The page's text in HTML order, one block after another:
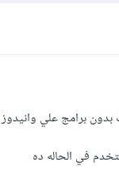
علي وانيدوز 7 حتي لو من شهر
في الحاله ده